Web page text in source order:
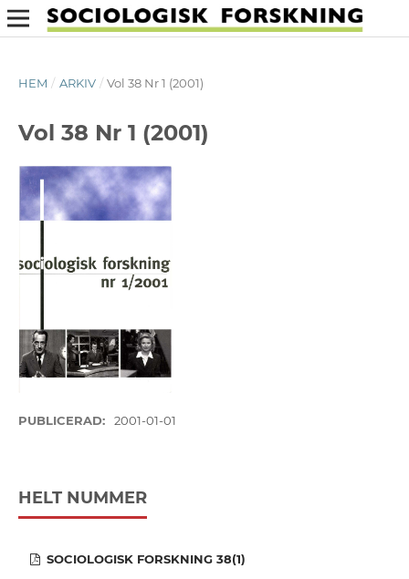
HEM / ARKIV / Vol 38 Nr 1 (2001)
Vol 38 Nr 1 (2001)
PUBLICERAD: 2001-01-01
HELT NUMMER
SOCIOLOGISK FORSKNING 38(1)